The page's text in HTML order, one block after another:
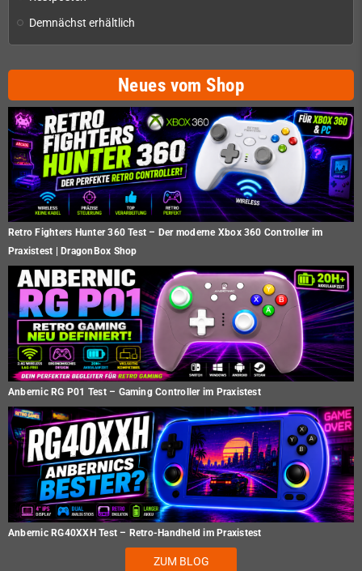
Demnächst erhältlich
Neues vom Shop
Retro Fighters Hunter 360 Test – Der moderne Xbox 360 Controller im
Praxistest | DragonBox Shop
Anbernic RG P01 Test – Gaming Controller im Praxistest
Anbernic RG40XXH Test – Retro-Handheld im Praxistest
ZUM BLOG